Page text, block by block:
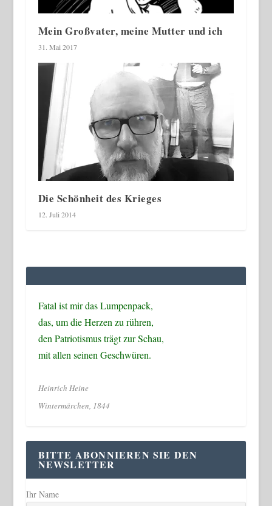
Mein Großvater, meine Mutter und ich
31. Mai 2017
Die Schönheit des Krieges
12. Juli 2014
Fatal ist mir das Lumpenpack,
das, um die Herzen zu rühren,
den Patriotismus trägt zur Schau,
mit allen seinen Geschwüren.
Heinrich Heine
Wintermärchen, 1844
BITTE ABONNIEREN SIE DEN
NEWSLETTER
Ihr Name